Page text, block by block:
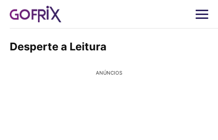
Desperte a Leitura
ANÚNCIOS